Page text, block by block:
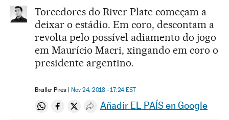
Torcedores do River Plate começam a
deixar o estádio. Em coro, descontam a
revolta pelo possível adiamento do jogo
em Maurício Macri, xingando em coro o
presidente argentino.
Breiller Pires Nov 24, 2018 - 17:24 EST
Compartir en Whatsapp
Compartir en Facebook
Compartir en Twitter
Desplegar Redes Sociales
Añadir EL PAÍS en Google